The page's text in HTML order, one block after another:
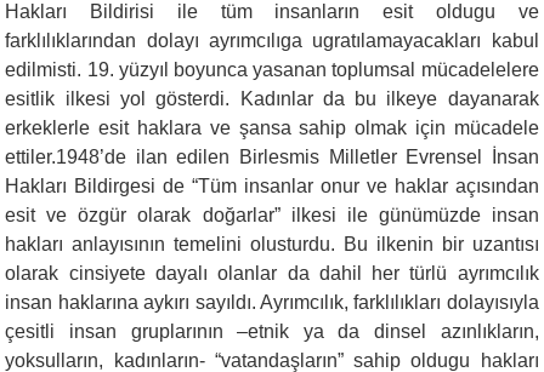
Hakları Bildirisi ile tüm insanların esit oldugu ve
farklılıklarından dolayı ayrımcılıga ugratılamayacakları kabul
edilmisti. 19. yüzyıl boyunca yasanan toplumsal mücadelelere
esitlik ilkesi yol gösterdi. Kadınlar da bu ilkeye dayanarak
erkeklerle esit haklara ve şansa sahip olmak için mücadele
ettiler.1948’de ilan edilen Birlesmis Milletler Evrensel İnsan
Hakları Bildirgesi de “Tüm insanlar onur ve haklar açısından
esit ve özgür olarak doğarlar” ilkesi ile günümüzde insan
hakları anlayısının temelini olusturdu. Bu ilkenin bir uzantısı
olarak cinsiyete dayalı olanlar da dahil her türlü ayrımcılık
insan haklarına aykırı sayıldı. Ayrımcılık, farklılıkları dolayısıyla
çesitli insan gruplarının –etnik ya da dinsel azınlıkların,
yoksulların, kadınların- “vatandaşların” sahip oldugu hakları